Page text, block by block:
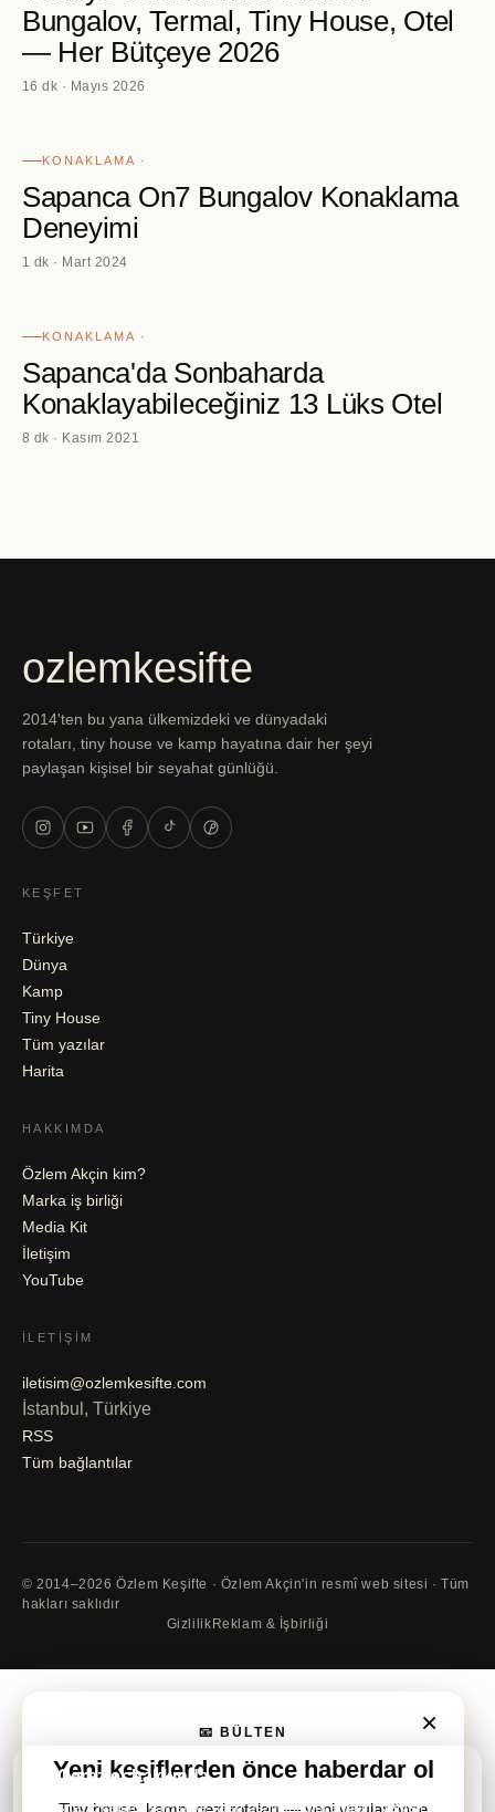
Bungalov, Termal, Tiny House, Otel
— Her Bütçeye 2026
16 dk · Mayıs 2026
KONAKLAMA ·
Sapanca On7 Bungalov Konaklama
Deneyimi
1 dk · Mart 2024
KONAKLAMA ·
Sapanca'da Sonbaharda
Konaklayabileceğiniz 13 Lüks Otel
8 dk · Kasım 2021
ozlemkesifte
2014'ten bu yana ülkemizdeki ve dünyadaki
rotaları, tiny house ve kamp hayatına dair her şeyi
paylaşan kişisel bir seyahat günlüğü.
KEŞFET
Türkiye
Dünya
Kamp
Tiny House
Tüm yazılar
Harita
HAKKIMDA
Özlem Akçin kim?
Marka iş birliği
Media Kit
İletişim
YouTube
İLETIŞIM
iletisim@ozlemkesifte.com
İstanbul, Türkiye
RSS
Tüm bağlantılar
© 2014–2026 Özlem Keşifte · Özlem Akçin'in resmî web sitesi · Tüm
hakları saklıdır
GizlilikReklam & İşbirliği
×
📧 BÜLTEN
Yeni keşiflerden önce haberdar ol
🍪 Çerezler hakkında
Bu site, ziyaretçi sayısı ve nasıl gezildiği gibi anonim verileri